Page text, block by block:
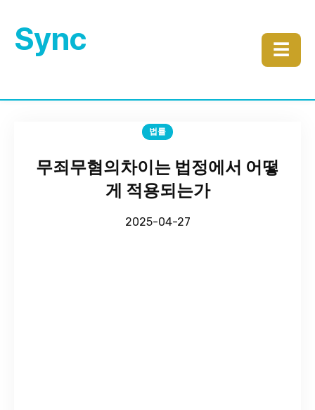
Sync ☰
법률
무죄무혐의차이는 법정에서 어떻
게 적용되는가
2025-04-27